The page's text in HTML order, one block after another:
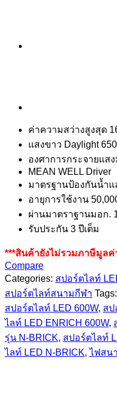
ค่าความสว่างสูงสุด
แสงขาว Daylight
องศาการกระจายแสง
MEAN WELL Driver
มาตรฐานป้องกันน้ำแ
อายุการใช้งาน
ผ่านมาตราฐานมอก.
รับประกัน 3 ปีเต็ม
***สินค้ายังไม่รวมภาษีมูลค่
Compare
Categories: สปอร์ตไลท์
สปอร์ตไลท์สนามกีฬา Tags:
สปอร์ตไลท์ LED 600W, สป
ไลท์ LED ENRICH 600W,
รุ่น N-BRICK, สปอร์ตไลท์
ไลท์ LED N-BRICK,ไฟสน